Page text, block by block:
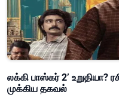
லக்கி பாஸ்கர் 2’
முக்கிய தகவல்